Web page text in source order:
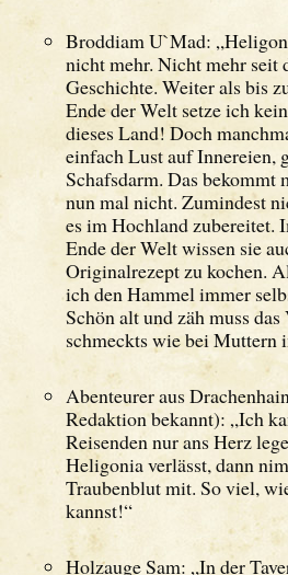
Broddiam U`Mad:
nicht mehr. Nicht mehr seit
Geschichte. Weiter als bis
Ende der Welt setze ich
dieses Land! Doch
einfach Lust auf Innereien,
Schafsdarm. Das bekommt
nun mal nicht. Zumindest
es im Hochland zubereitet.
Ende der Welt wissen sie
Originalrezept zu kochen.
ich den Hammel immer
Schön alt und zäh muss
schmeckts wie bei Muttern
Abenteurer aus
Redaktion bekannt): „Ich
Reisenden nur ans Herz
Heligonia verlässt, dann
Traubenblut mit. So viel,
kannst!“
Holzauge Sam: „In der